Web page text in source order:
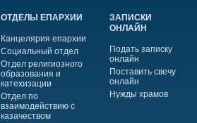
ОТДЕЛЫ ЕПАРХИИ
Канцелярия епархии
Социальный отдел
Отдел религиозного
образования и
катехизации
Отдел по
взаимодействию с
казачеством
ЗАПИСКИ
ОНЛАЙН
Подать записку
онлайн
Поставить свечу
онлайн
Нужды храмов